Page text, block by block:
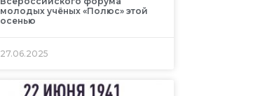
молодых учёных «Полюс» этой
осенью
27.06.2025